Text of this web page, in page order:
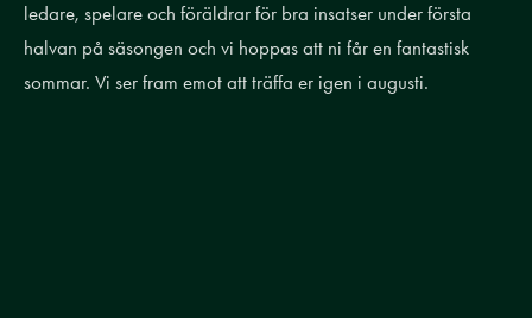
ledare, spelare och föräldrar för bra insatser under första
halvan på säsongen och vi hoppas att ni får en fantastisk
sommar. Vi ser fram emot att träffa er igen i augusti.